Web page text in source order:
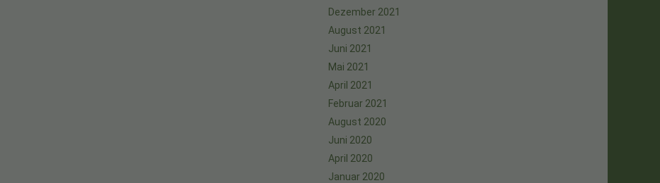
Dezember 2021
August 2021
Juni 2021
Mai 2021
April 2021
Februar 2021
August 2020
Juni 2020
April 2020
Januar 2020